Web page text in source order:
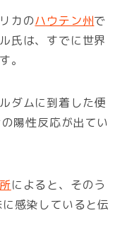
カのハウテン州で
氏は、すでに世界
。
ダムに到着した便
陽性反応が出てい
によると、そのう
感染していると伝